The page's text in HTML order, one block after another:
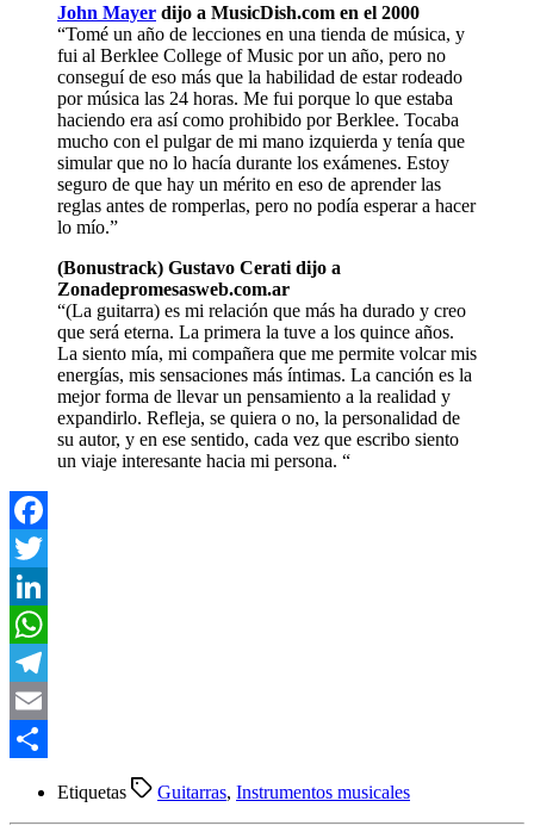
John Mayer dijo a MusicDish.com en el 2000
“Tomé un año de lecciones en una tienda de música, y
fui al Berklee College of Music por un año, pero no
conseguí de eso más que la habilidad de estar rodeado
por música las 24 horas. Me fui porque lo que estaba
haciendo era así como prohibido por Berklee. Tocaba
mucho con el pulgar de mi mano izquierda y tenía que
simular que no lo hacía durante los exámenes. Estoy
seguro de que hay un mérito en eso de aprender las
reglas antes de romperlas, pero no podía esperar a hacer
lo mío.”
(Bonustrack) Gustavo Cerati dijo a
Zonadepromesasweb.com.ar
“(La guitarra) es mi relación que más ha durado y creo
que será eterna. La primera la tuve a los quince años.
La siento mía, mi compañera que me permite volcar mis
energías, mis sensaciones más íntimas. La canción es la
mejor forma de llevar un pensamiento a la realidad y
expandirlo. Refleja, se quiera o no, la personalidad de
su autor, y en ese sentido, cada vez que escribo siento
un viaje interesante hacia mi persona. “
Facebook
Twitter
LinkedIn
WhatsApp
Telegram
Email
Etiquetas Guitarras, Instrumentos musicales